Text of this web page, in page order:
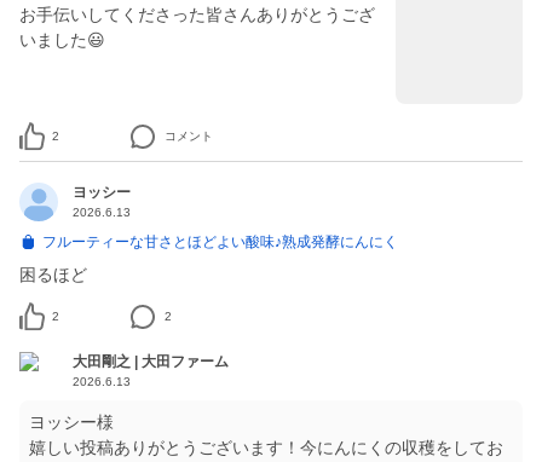
お手伝いしてくださった皆さんありがとうござ
いました😃
2 コメント
ヨッシー
2026.6.13
フルーティーな甘さとほどよい酸味♪熟成発酵にんにく
困るほど
2 2
大田剛之 | 大田ファーム
2026.6.13
ヨッシー様
嬉しい投稿ありがとうございます！今にんにくの収穫をしてお